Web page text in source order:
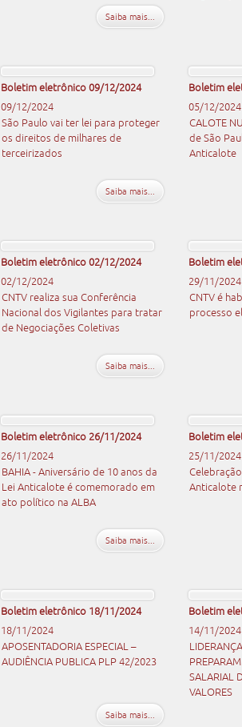
Saiba mais...
Boletim eletrônico 09/12/2024
09/12/2024
São Paulo vai ter lei para proteger
os direitos de milhares de
terceirizados
Saiba mais...
Boletim
05/12/2024
CALOTE
de São
Anticalote
Boletim eletrônico 02/12/2024
02/12/2024
CNTV realiza sua Conferência
Nacional dos Vigilantes para tratar
de Negociações Coletivas
Saiba mais...
Boletim
29/11/2024
CNTV é
processo
Boletim eletrônico 26/11/2024
26/11/2024
BAHIA - Aniversário de 10 anos da
Lei Anticalote é comemorado em
ato político na ALBA
Saiba mais...
Boletim
25/11/2024
Anticalote
Boletim eletrônico 18/11/2024
18/11/2024
APOSENTADORIA ESPECIAL –
AUDIÊNCIA PUBLICA PLP 42/2023
Saiba mais...
Boletim
14/11/2024
SALARIAL
VALORES